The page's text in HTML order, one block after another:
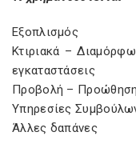
Εξοπλισμός
Κτιριακά –
εγκαταστάσεις
Προβολή – Προώθηση
Υπηρεσίες
Άλλες δαπάνες